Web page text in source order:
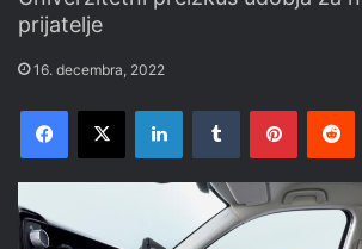
prijatelje
16. decembra, 2022
Facebook
X LinkedInTumblr Pinterest